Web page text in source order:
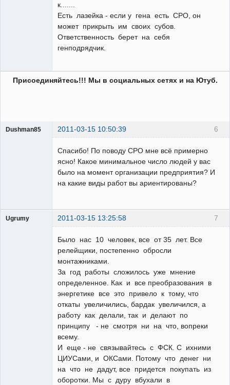
к.......
Есть лазейка - если у гена есть СРО, он
может прикрыть им своих субов.
Ответственность берет на себя
генподрядчик.
Присоединяйтесь!!! Мы в социальных сетях и на Ютуб.
6
Dushman85 2011-03-15 10:50:39
Спасибо! По поводу СРО мне всё примерно
ясно! Какое минимальное число людей у вас
было на момент организации предприятия? И
на какие виды работ вы ариентированы?
7
Ugrumy 2011-03-15 13:25:58
Было нас 10 человек, все от 35 лет. Все
релейщики, постепенно обросли
монтажниками.
За год работы сложилось уже мнение
определенное. Как и все преобразования в
энергетике все это привело к тому, что
откаты увеличились, бардак увеличился, а
работу как делали, так и делают по
принципу - не смотря ни на что, вопреки
всему.
И еще - не связывайтесь с ФСК. С ихними
ЦИУСами, и ОКСами. Потому что денег ни
на что не дадут, все придется покупать из
оборотки. Мы с дуру вбухали в